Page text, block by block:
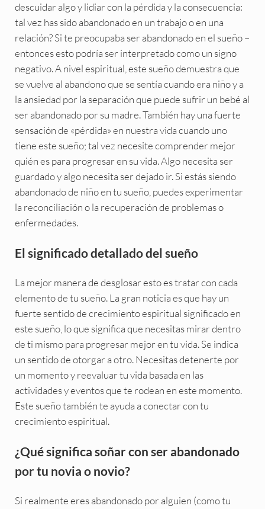
descuidar algo y lidiar con la pérdida y la consecuencia:
tal vez has sido abandonado en un trabajo o en una
relación? Si te preocupaba ser abandonado en el sueño –
entonces esto podría ser interpretado como un signo
negativo. A nivel espiritual, este sueño demuestra que
se vuelve al abandono que se sentía cuando era niño y a
la ansiedad por la separación que puede sufrir un bebé al
ser abandonado por su madre. También hay una fuerte
sensación de «pérdida» en nuestra vida cuando uno
tiene este sueño; tal vez necesite comprender mejor
quién es para progresar en su vida. Algo necesita ser
guardado y algo necesita ser dejado ir. Si estás siendo
abandonado de niño en tu sueño, puedes experimentar
la reconciliación o la recuperación de problemas o
enfermedades.
El significado detallado del sueño
La mejor manera de desglosar esto es tratar con cada
elemento de tu sueño. La gran noticia es que hay un
fuerte sentido de crecimiento espiritual significado en
este sueño, lo que significa que necesitas mirar dentro
de ti mismo para progresar mejor en tu vida. Se indica
un sentido de otorgar a otro. Necesitas detenerte por
un momento y reevaluar tu vida basada en las
actividades y eventos que te rodean en este momento.
Este sueño también te ayuda a conectar con tu
crecimiento espiritual.
¿Qué significa soñar con ser abandonado
por tu novia o novio?
Si realmente eres abandonado por alguien (como tu